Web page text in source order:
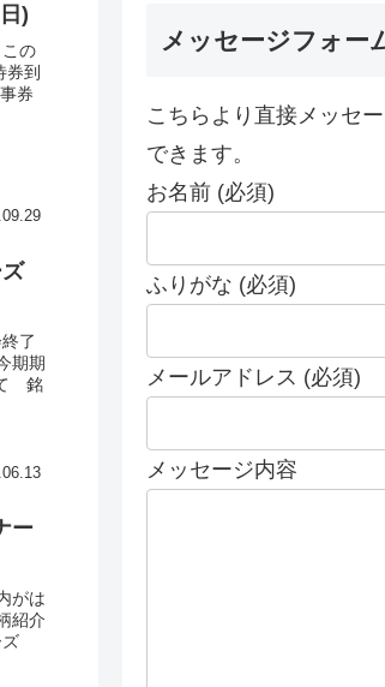
)
の
券到
券
了
期期
て 銘
ー
がは
紹介
メッセージフォー
こちらより直接メッセ
できます。
お名前 (必須)
ふりがな (必須)
メールアドレス (必須)
メッセージ内容